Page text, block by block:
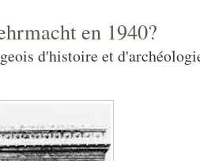
en 1940?
d'histoire et